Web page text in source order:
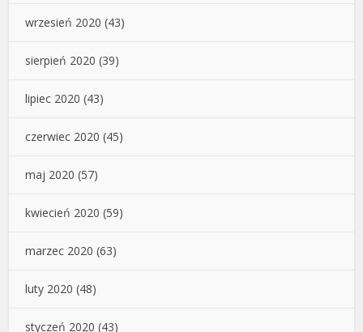
wrzesień 2020 (43)
sierpień 2020 (39)
lipiec 2020 (43)
czerwiec 2020 (45)
maj 2020 (57)
kwiecień 2020 (59)
marzec 2020 (63)
luty 2020 (48)
styczeń 2020 (43)